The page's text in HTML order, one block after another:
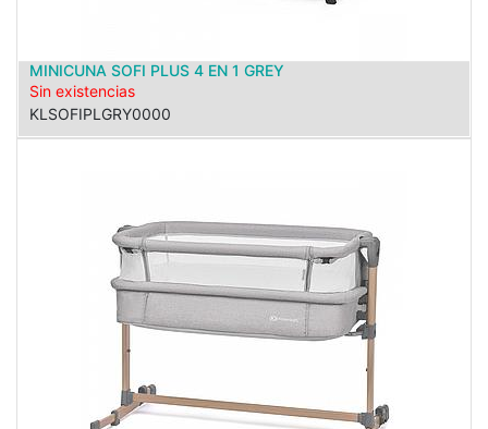
MINICUNA SOFI PLUS 4 EN 1 GREY
Sin existencias
KLSOFIPLGRY0000